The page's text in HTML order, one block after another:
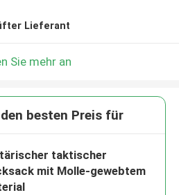
Lieferant
Sie mehr an
besten Preis für
taktischer
mit Molle-gewebtem